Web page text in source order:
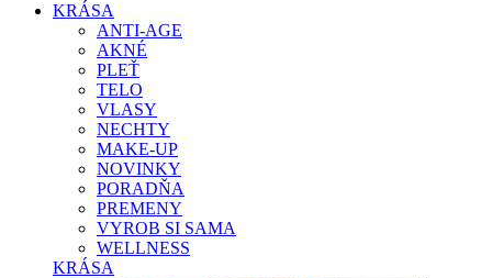
KRÁSA
ANTI-AGE
AKNÉ
PLEŤ
TELO
VLASY
NECHTY
MAKE-UP
NOVINKY
PORADŇA
PREMENY
VYROB SI SAMA
WELLNESS
KRÁSA